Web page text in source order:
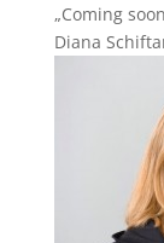
„Coming
Diana